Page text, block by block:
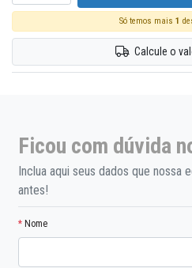
Só temos mais 1
Calcule o
Ficou com dúvida
Inclua aqui seus dados que nossa
antes!
* Nome